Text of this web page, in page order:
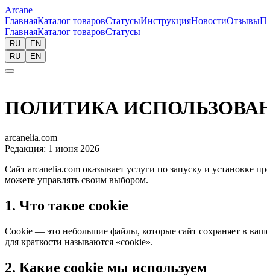
Arcane
ГлавнаяКаталог товаровСтатусыИнструкцияНовостиОтзывы
ГлавнаяКаталог товаровСтатусы
RU
EN
RU
EN
ПОЛИТИКА
arcanelia.com
Редакция: 1 июня 2026
Сайт arcanelia.com оказывает услуги по запуску и установке
можете управлять своим выбором.
1. Что такое cookie
Cookie — это небольшие файлы, которые сайт сохраняет в
для краткости называются «cookie».
2. Какие cookie мы используем